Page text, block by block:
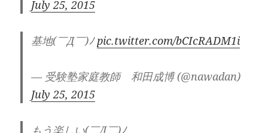
July 25, 2015
基地(￣Д￣)ﾉpic.twitter.com/bCIcRADM1i
— 受験塾家庭教師 和田成博 (@nawadan)
July 25, 2015